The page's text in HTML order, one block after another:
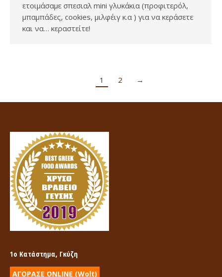
ετοιμάσαμε σπεσιαλ mini γλυκάκια (προφιτερόλ,
μπαμπάδες, cookies, μιλφέιγ κ.α ) για να κεράσετε
και να… κεραστείτε!
1 2 →
1ο Κατάστημα, Γκύζη
ΑΓΟΡΑΣΕ ONLINE (Wolt)